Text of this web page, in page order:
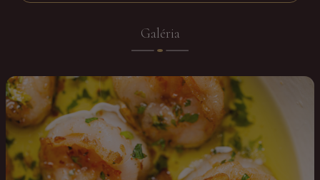
Galéria